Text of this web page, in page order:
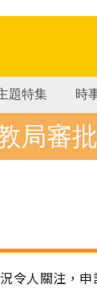
題特集 時
局審
令人關注，